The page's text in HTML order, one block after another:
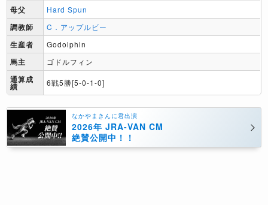
母父 Hard Spun
調教師 C．アップルビー
生産者 Godolphin
馬主 ゴドルフィン
通算成
績 6戦5勝[5-0-1-0]
なかやまきんに君出演
2026年 JRA-VAN CM
絶賛公開中！！